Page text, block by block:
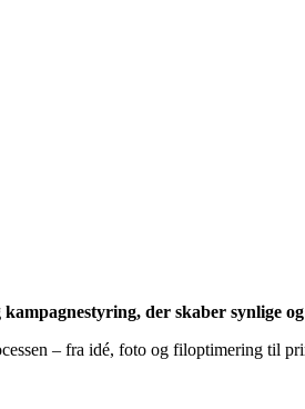
der skaber synlige
– fra idé, foto og filoptimering til